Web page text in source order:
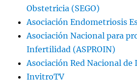
Obstetricia (SEGO)
Asociación Endometriosis
Asociación Nacional para
Infertilidad (ASPROIN)
Asociación Red Nacional
InvitroTV